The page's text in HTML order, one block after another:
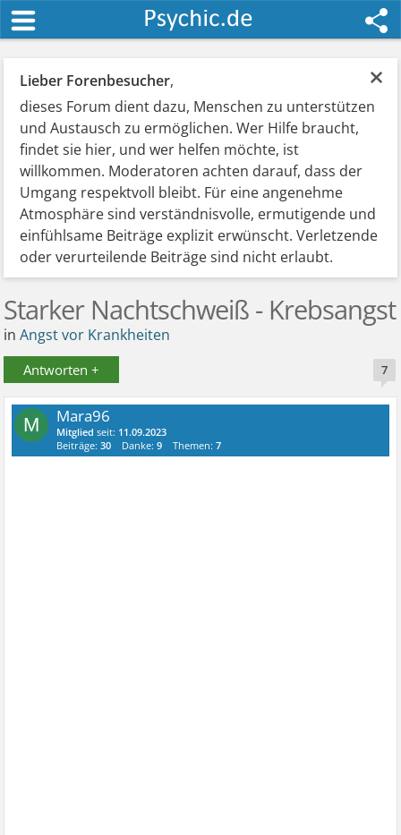
×
Lieber Forenbesucher,
dieses Forum dient dazu, Menschen zu unterstützen
und Austausch zu ermöglichen. Wer Hilfe braucht,
findet sie hier, und wer helfen möchte, ist
willkommen. Moderatoren achten darauf, dass der
Umgang respektvoll bleibt. Für eine angenehme
Atmosphäre sind verständnisvolle, ermutigende und
einfühlsame Beiträge explizit erwünscht. Verletzende
oder verurteilende Beiträge sind nicht erlaubt.
Starker Nachtschweiß - Krebsangst
inAngst vor Krankheiten
Antworten + 7
M Mara96
Mitglied seit: 11.09.2023
Beiträge:30 Danke:9 Themen:7